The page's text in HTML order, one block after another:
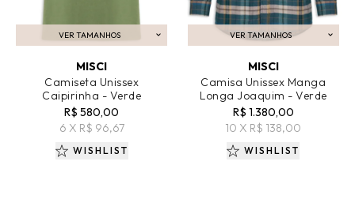
VER TAMANHOS
ADICIONAR AO CARRINHO
MISCI
Camiseta Unissex
Caipirinha - Verde
R$ 580,00
6 X R$ 96,67
WISHLIST
VER TAMANHOS
ADICIONAR AO CARRINHO
MISCI
Camisa Unissex Manga
Longa Joaquim - Verde
R$ 1.380,00
10 X R$ 138,00
WISHLIST